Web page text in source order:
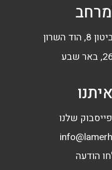
השרון
שלנו
הודעה